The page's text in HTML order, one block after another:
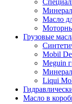
Масло
Грузовые
Mobil
Meguin
Liqui
Масло в